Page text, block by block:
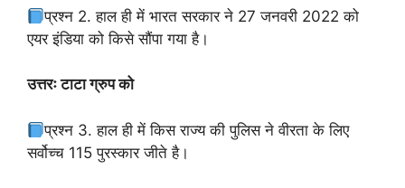
प्रश्न 2. हाल ही में भारत सरकार ने 27 जनवरी 2022 को
एयर इंडिया को किसे सौंपा गया है।
उत्तरः टाटा ग्रुप को
प्रश्न 3. हाल ही में किस राज्य की पुलिस ने वीरता के लिए
सर्वोच्च 115 पुरस्कार जीते है।